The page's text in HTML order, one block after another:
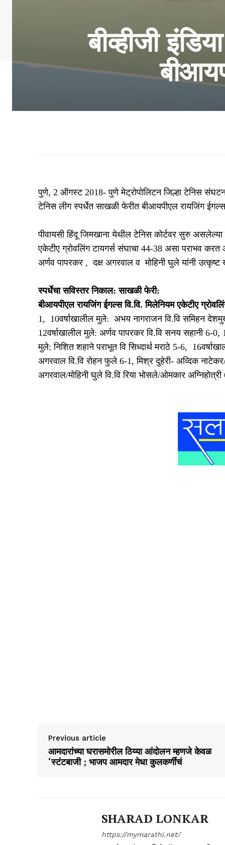
बीव्हीजी
पुणे, 2 ऑगस्ट 2018- पुणे मेट्रोपोलिटन जिल्हा टेनिस
टेनिस लीग स्पर्धेत साखळी फेरीत बीआयपीएल रायजिंग
पीवायसी हिंदू जिमखाना येथील टेनिस कोर्टवर सुरु
एकेटीए ग्रोवलिंग टायगर्स संघाचा 44-38 असा पराभव
अर्णव पापरकर , दक्ष अगरवाल व मोहिनी घुले यांनी
स्पर्धेचा सविस्तर निकाल: साखळी फेरी:
बीआयपीएल रायजिंग ईगल्स वि.वि. मिलेनियम एकेटीए
1, 10वर्षाखालील मुले: अभय नागराजन वि.वि समिहन
12वर्षाखालील मुले: अर्णव पापरकर वि.वि सनय सहानी 6-0,
मुले: निशित शहाने पराभूत वि सिध्दार्थ मराठे 5-6,
अगरवाल वि.वि रोहन फुले 6-1, मिश्र दुहेरी- अव्दिक
अगरवाल/मोहिनी घुले वि.वि रिया भोसले/ओमकार
Previous article
आमदारांच्या घरासमोरील ठिय्या आंदोलन म्हणजे केवळ
‘स्टंटबाजी ; भाजप आमदार मेधा कुलकर्णींचं
SHARAD LONKAR
https://mymarathi.net/